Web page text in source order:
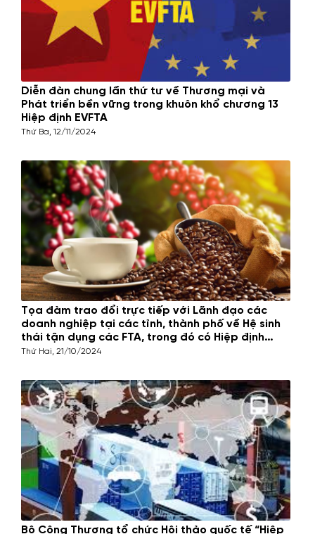
Diễn đàn chung lần thứ tư về Thương mại và
Phát triển bền vững trong khuôn khổ chương 13
Hiệp định EVFTA
Thứ Ba, 12/11/2024
Tọa đàm trao đổi trực tiếp với Lãnh đạo các
doanh nghiệp tại các tỉnh, thành phố về Hệ sinh
thái tận dụng các FTA, trong đó có Hiệp định
CPTPP, trong lĩnh vực cà phê tại thành phố Hồ
Thứ Hai, 21/10/2024
Bộ Công Thương tổ chức Hội thảo quốc tế “Hiệp